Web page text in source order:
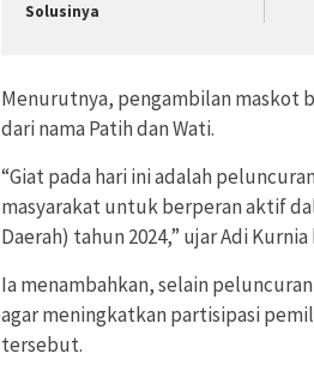
Solusinya
Menurutnya, pengambilan maskot
dari nama Patih dan Wati.
“Giat pada hari ini adalah
masyarakat untuk berperan aktif
Daerah) tahun 2024,” ujar Adi
Ia menambahkan, selain
agar meningkatkan partisipasi
tersebut.